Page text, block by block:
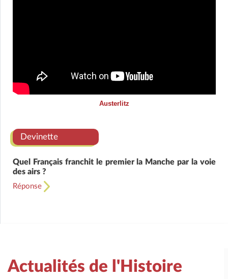
Austerlitz
Devinette
Quel Français franchit le premier la Manche par la voie
des airs ?
Réponse
Actualités de l'Histoire